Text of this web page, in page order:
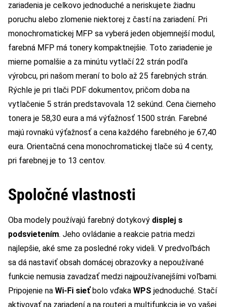
zariadenia je celkovo jednoduché a neriskujete žiadnu
poruchu alebo zlomenie niektorej z častí na zariadení. Pri
monochromatickej MFP sa vyberá jeden objemnejší modul,
farebná MFP má tonery kompaktnejšie. Toto zariadenie je
mierne pomalšie a za minútu vytlačí 22 strán podľa
výrobcu, pri našom meraní to bolo až 25 farebných strán.
Rýchle je pri tlači PDF dokumentov, pričom doba na
vytlačenie 5 strán predstavovala 12 sekúnd. Cena čierneho
tonera je 58,30 eura a má výťažnosť 1500 strán. Farebné
majú rovnakú výťažnosť a cena každého farebného je 67,40
eura. Orientačná cena monochromatickej tlače sú 4 centy,
pri farebnej je to 13 centov.
Spoločné vlastnosti
Oba modely používajú farebný dotykový displej s
podsvietením. Jeho ovládanie a reakcie patria medzi
najlepšie, aké sme za posledné roky videli. V predvoľbách
sa dá nastaviť obsah domácej obrazovky a nepoužívané
funkcie nemusia zavadzať medzi najpoužívanejšími voľbami.
Pripojenie na Wi-Fi sieťbolo vďaka WPS jednoduché. Stačí
aktivovať na zariadení a na routeri a multifunkcia je vo vašej